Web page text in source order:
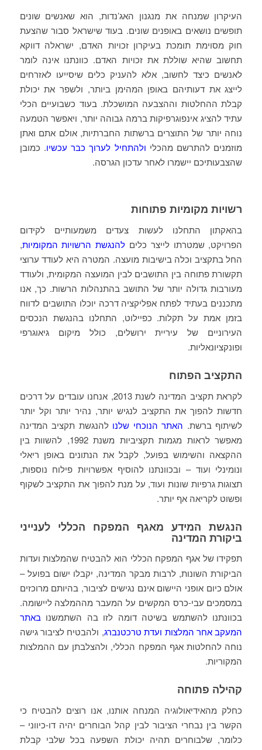
העיקרון שמנחה את מנגנון האג’נדות, הוא שאנשים שונים
תופשים נושאים באופנים שונים. בעוד שישראל סבור שהצעת
חוק מסוימת תומכת בעיקרון זכויות האדם, ישראלה דווקא
תחשוב שהיא שוללת את זכויות האדם. כוונתנו אינה לומר
לאנשים כיצד לחשוב, אלא להעניק כלים שיסייעו לאזרחים
לייצג את דעותיהם באופן המהימן ביותר, ולשפר את יכולת
קבלת ההחלטות וההצבעה המושכלת. בעוד כשבועיים הכלי
עתיד להציג אינפוגרפיקות ברמה גבוהה יותר, ויאפשר הטמעה
נוחה יותר של התוצרים ברשתות החברתיות, אולם אתם ואתן
מוזמנים להתרשם מהכלי ולהתחיל לערוך כבר עכשיו. כמובן
שהצבעותיכם יישמרו לאחר עדכון הגרסה.
רשויות מקומיות פתוחות
בהאקתון התחלנו לעשות צעדים משמעותיים לקידום
הפרויקט, שמטרתו לייצר כלים להנגשת הרשויות המקומיות,
החל בתקציב וכלה בישיבות מועצה. המטרה היא לעודד ערוצי
תקשורת פתוחה בין התושבים לבין המועצה המקומית, ולעודד
מעורבות גדולה יותר של התושב בהתנהלות הרשות. כך, אנו
מתכננים בעתיד לפתח אפליקציה דרכה יוכלו התושבים לדווח
בזמן אמת על תקלות. כפיילוט, התחלנו בהנגשת הנכסים
העירוניים של עיריית ירושלים, כולל מיקום גיאוגרפי
ופונקציונאליות.
התקציב הפתוח
לקראת תקציב המדינה לשנת 2013, אנחנו עובדים על דרכים
חדשות להפוך את התקציב לנגיש יותר, נהיר יותר וקל יותר
לשיתוף ברשת. האתר הנוכחי שלנו להנגשת תקציב המדינה
מאפשר לראות מגמות תקציביות משנת 1992, להשוות בין
ההקצאה והשימוש בפועל, לקבל את הנתונים באופן ריאלי
ונומינלי ועוד – ובכוונתנו להוסיף אפשרויות פילוח נוספות,
תצוגות גרפיות שונות ועוד, על מנת להפוך את התקציב לשקוף
ופשוט לקריאה אף יותר.
הנגשת המידע מאגף המפקח הכללי לענייני
ביקורת המדינה
תפקידו של אגף המפקח הכללי הוא להבטיח שהמלצות ועדות
הביקורת השונות, לרבות מבקר המדינה, יקבלו ישום בפועל –
אולם כיום אופני היישום אינם נגישים לציבור, בהיותם מרוכזים
במסמכים עבי-כרס המקשים על המעבר מההמלצה ליישומה.
בכוונתנו להשתמש בשיטה דומה לזו בה השתמשנובאתר
המעקב אחר המלצות ועדת טרכטנברג, ולהבטיח לציבור גישה
נוחה להחלטות אגף המפקח הכללי, ולהצלבתן עם ההמלצות
המקוריות.
קהילה פתוחה
כחלק מהאידיאולוגיה המנחה אותנו, אנו רוצים להבטיח כי
הקשר בין נבחרי הציבור לבין קהל הבוחרים יהיה דו-כיווני –
כלומר, שלבוחרים תהיה יכולת השפעה בכל שלבי קבלת